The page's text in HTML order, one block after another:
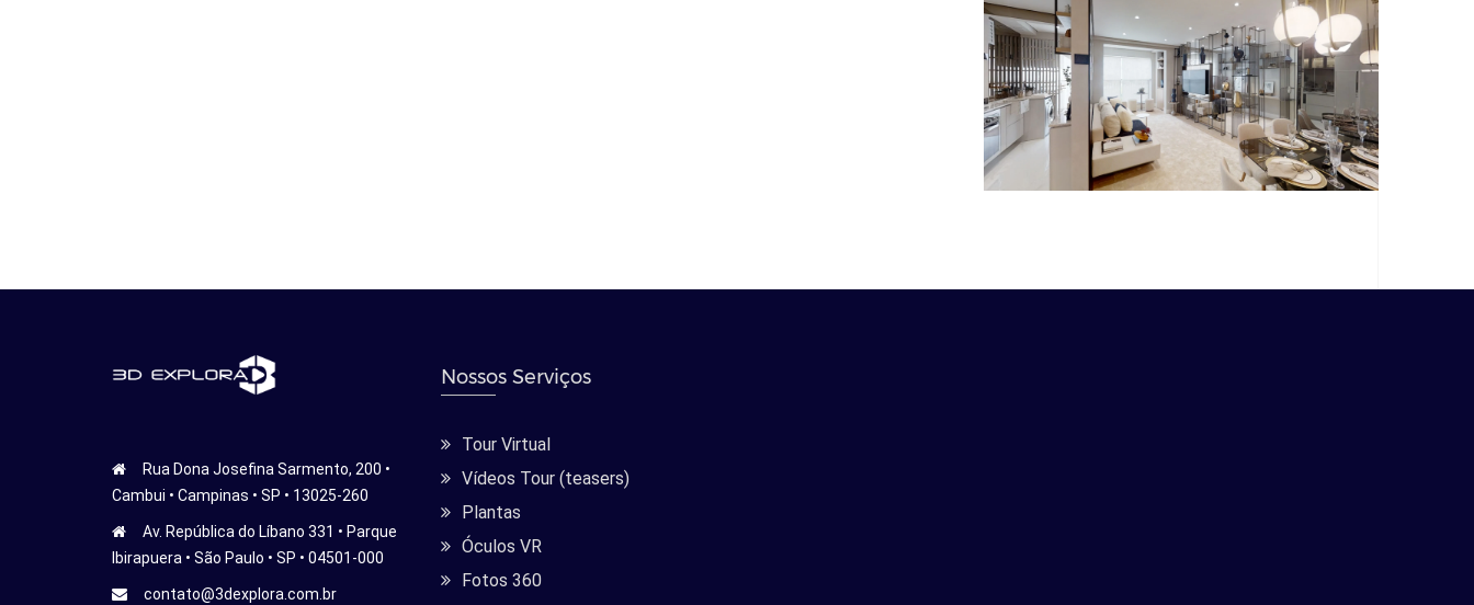
Rua Dona Josefina Sarmento, 200 •
Cambui • Campinas • SP • 13025-260
Av. República do Líbano 331 • Parque
Ibirapuera • São Paulo • SP • 04501-000
contato@3dexplora.com.br
Nossos Serviços
Tour Virtual
Vídeos Tour (teasers)
Plantas
Óculos VR
Fotos 360